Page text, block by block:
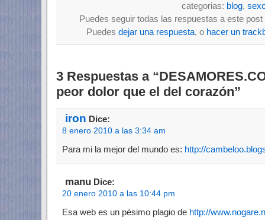
categorias: blog,
Puedes seguir todas las respuestas a este
Puedes dejar una respuesta, o hacer un
3 Respuestas a
peor dolor que el del corazón”
iron Dice:
8 enero 2010 a las 3:34 am
Para mi la mejor del mundo es: http://
manu Dice:
20 enero 2010 a las 10:44 pm
Esa web es un pésimo plagio de http://